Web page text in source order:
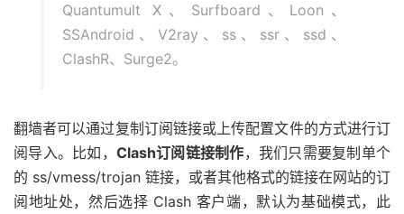
Quantumult X、Surfboard、Loon、
SSAndroid、V2ray、ss、ssr、ssd、
ClashR、Surge2。
翻墙者可以通过复制订阅链接或上传配置文件的方式进行订
阅导入。比如， Clash订阅链接制作，我们只需要复制单个
的 ss/vmess/trojan 链接，或者其他格式的链接在网站的订
阅地址处，然后选择 Clash 客户端，默认为基础模式，此